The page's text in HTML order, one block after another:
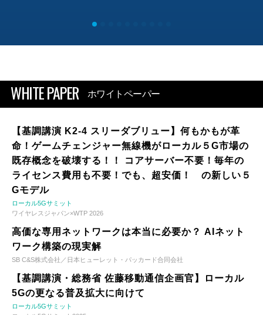
WHITE PAPER ホワイトペーパー
【基調講演 K2-4 スリーダブリュー】何もかもが革
命！ゲームチェンジャー無線機がローカル５G市場の
既存概念を破壊する！！ コアサーバー不要！毎年の
ライセンス費用も不要！でも、超安価！ の新しい５
Gモデル
ローカル5Gサミット
ワイヤレスジャパン×WTP 2026
高価な専用ネットワークは本当に必要か？ AIネット
ワーク構築の現実解
SB C&S株式会社／日本ヒューレット・パッカード合同会社
【基調講演・総務省 佐藤移動通信企画官】ローカル
5Gの更なる普及拡大に向けて
ローカル5Gサミット